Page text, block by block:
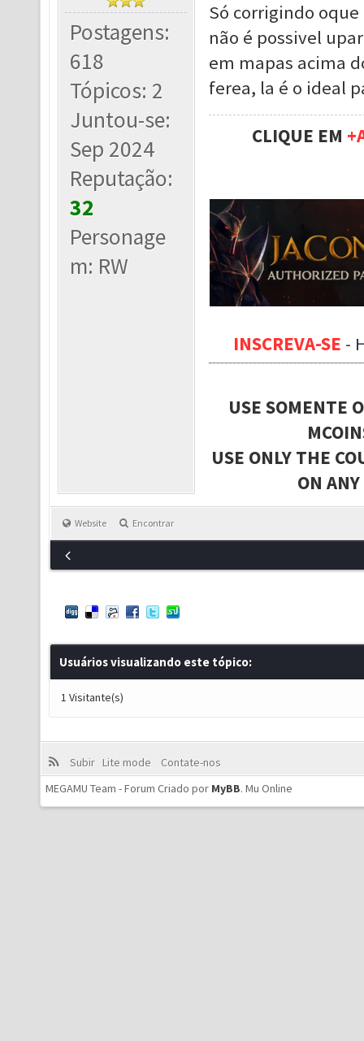
Postagens:
618
Tópicos: 2
Juntou-se:
Sep 2024
Reputação:
32
Personage
m: RW
Só corrigindo
não é possivel
em mapas acima
ferea, la é o ideal
CLIQUE EM
INSCREVA-SE -
USE SOMENTE
USE ONLY THE
ON
Website Encontrar
Usuários visualizando este tópico:
1 Visitante(s)
Subir Lite mode
Contate-nos
MEGAMU Team - Forum Criado por MyBB. Mu Online